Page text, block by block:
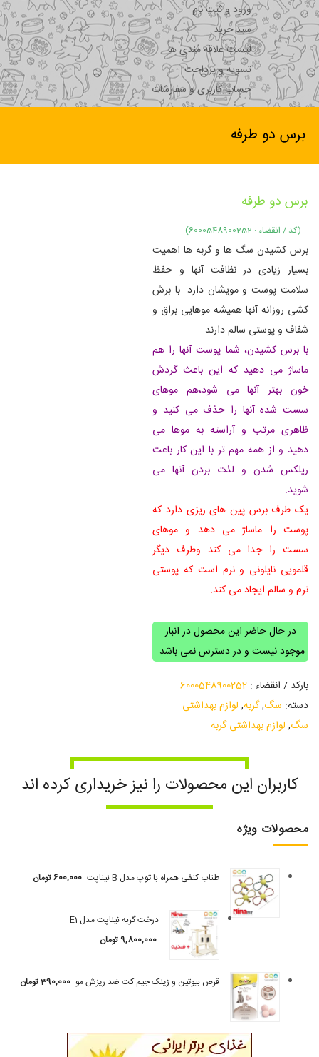
ورود و ثبت نام
سبد خرید
لیست علاقه مندی ها
تسویه و پرداخت
حساب کاربری و سفارشات
برس دو طرفه
برس دو طرفه
(کد / انقضاء : 6000548900252)
برس کشیدن سگ ها و گربه ها اهمیت
بسیار زیادی در نظافت آنها و حفظ
سلامت پوست و مویشان دارد. با برش
کشی روزانه آنها همیشه موهایی براق و
شفاف و پوستی سالم دارند.
با برس کشیدن، شما پوست آنها را هم
ماساژ می دهید که این باعث گردش
خون بهتر آنها می شود،هم موهای
سست شده آنها را حذف می کنید و
ظاهری مرتب و آراسته به موها می
دهید و از همه مهم تر با این کار باعث
ریلکس شدن و لذت بردن آنها می
شوید.
یک طرف برس پین های ریزی دارد که
پوست را ماساژ می دهد و موهای
سست را جدا می کند وطرف دیگر
قلمویی نایلونی و نرم است که پوستی
نرم و سالم ایجاد می کند.
در حال حاضر این محصول در انبار
موجود نیست و در دسترس نمی باشد.
بارکد / انقضاء :6000548900252
دسته: سگ,گربه, لوازم بهداشتی
سگ, لوازم بهداشتی گربه
کاربران این محصولات را نیز خریداری کرده اند
محصولات ویژه
طناب کنفی همراه با توپ مدل B نیناپت 600,000تومان
درخت گربه نیناپت مدل E1
9,800,000 تومان
قرص بیوتین و زینک جیم کت ضد ریزش مو 390,000تومان